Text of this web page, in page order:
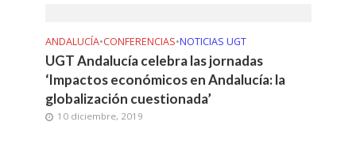
ANDALUCÍA•CONFERENCIAS•NOTICIAS UGT
UGT Andalucía celebra las jornadas
‘Impactos económicos en Andalucía: la
globalización cuestionada’
10 diciembre, 2019